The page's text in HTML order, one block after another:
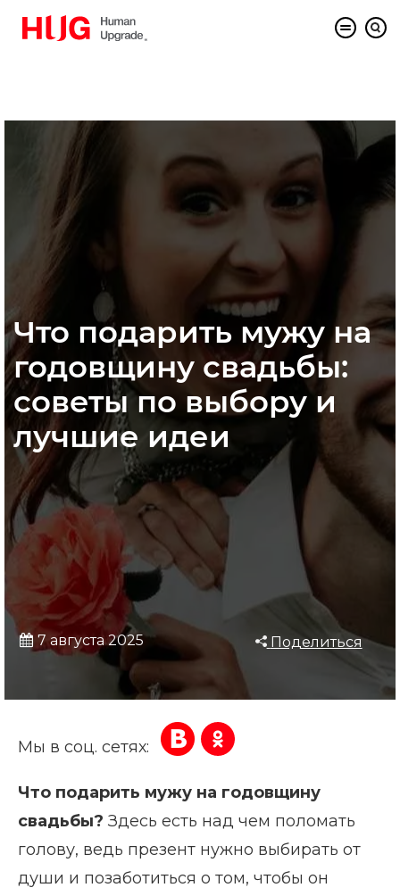
Что подарить мужу на
годовщину свадьбы:
советы по выбору и
лучшие идеи
7 августа 2025 Поделиться
Мы в соц. сетях:
Что подарить мужу на годовщину
свадьбы? Здесь есть над чем поломать
голову, ведь презент нужно выбирать от
души и позаботиться о том, чтобы он